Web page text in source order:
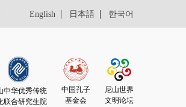
English | 日本語 | 한국어
中华优秀传统
联合研究生院
中国孔子
基金会
尼山世界
文明论坛